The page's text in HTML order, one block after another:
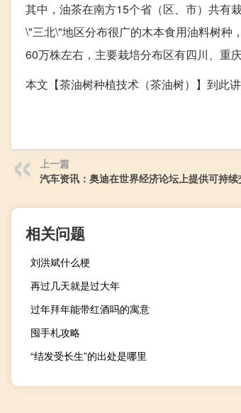
其中，油茶在南方15个省（区、市）共有
\"三北\"地区分布很广的木本食用油料树种
60万株左右，主要栽培分布区有四川、重
本文【茶油树种植技术（茶油树）】到此
上一篇
汽车资讯：奥迪在世界经济论坛上提供可持续
相关问题
刘洪斌什么梗
再过几天就是过大年
过年拜年能带红酒吗的寓意
囤手札攻略
“结发受长生”的出处是哪里